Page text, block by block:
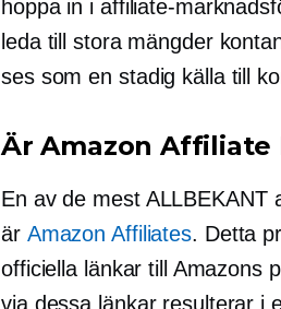
hoppa in i affiliate-
leda till stora mängder
ses som en stadig källa till
Är Amazon
En av de mest ALLBEKANT
är Amazon Affiliates. Detta
officiella länkar till Amazons
via dessa länkar resulterar i